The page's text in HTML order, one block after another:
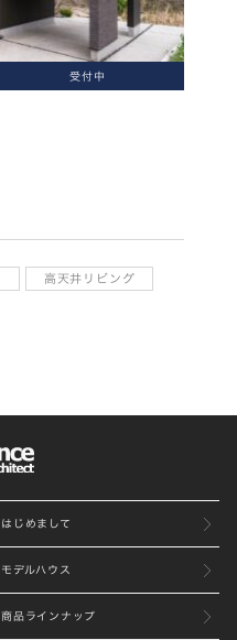
受付中
高天井リビング
はじめまして
モデルハウス
商品ラインナップ